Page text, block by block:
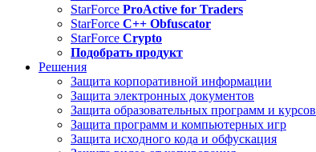
StarForce ProActive for Traders
StarForce C++ Obfuscator
StarForce Crypto
Подобрать продукт
Решения
Защита корпоративной информации
Защита электронных документов
Защита образовательных программ и курсов
Защита программ и компьютерных игр
Защита исходного кода и обфускация